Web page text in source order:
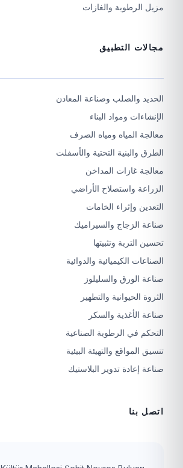
مزيل الرطوبة والغازات
مجالات التطبيق
الحديد والصلب وصناعة المعادن
الإنشاءات ومواد البناء
معالجة المياه ومياه الصرف
الطرق والبنية التحتية والأسفلت
معالجة غازات المداخن
الزراعة واستصلاح الأراضي
التعدين وإثراء الخامات
صناعة الزجاج والسيراميك
تحسين التربة وتثبيتها
الصناعات الكيميائية والدوائية
صناعة الورق والسليلوز
الثروة الحيوانية والتطهير
صناعة الأغذية والسكر
التحكم في الرطوبة الصناعية
تنسيق المواقع والتهيئة البيئية
صناعة إعادة تدوير البلاستيك
اتصل بنا